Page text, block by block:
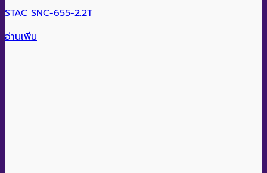
STAC SNC-655-2.2T
อ่านเพิ่ม